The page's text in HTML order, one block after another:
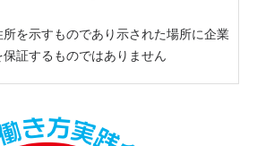
を示すものであり示された場所に企業
証するものではありません